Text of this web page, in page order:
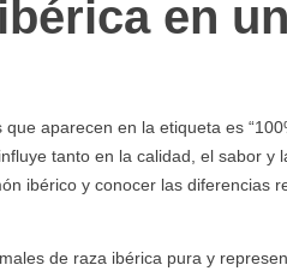
en
aparecen en la etiqueta es
tanto en la calidad, el sabor y
ibérico y conocer las diferencias
de raza ibérica pura y